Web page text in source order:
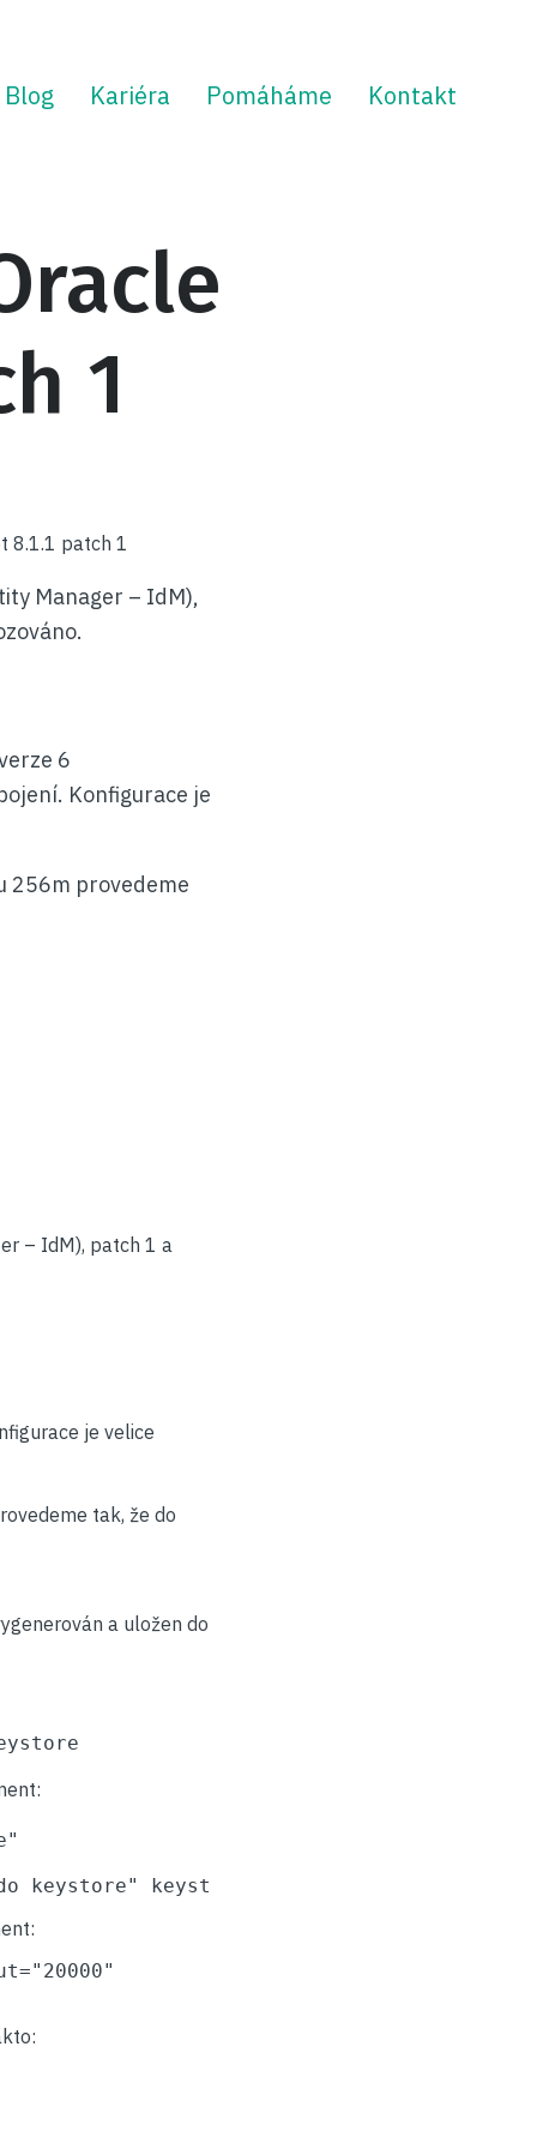
Blog Kariéra Pomáháme Kontakt
1
8.1.1 patch 1
Manager – IdM),
6
Konfigurace je
256m provedeme
– IdM), patch 1 a
je velice
tak, že do
a uložen do
keystore" keystoreFile="conf/keystore"/>